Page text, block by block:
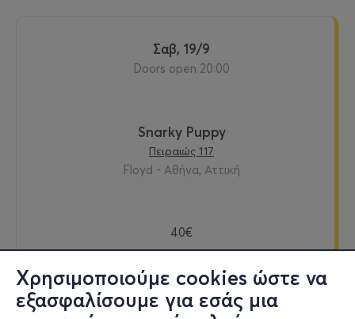
Χρησιμοποιούμε cookies ώστε να
εξασφαλίσουμε για εσάς μια
Σαβ, 19/9
Doors open 20:00
Snarky Puppy
Πειραιώς 117
Floyd - Αθήνα, Αττική
40€
Εισιτήρια